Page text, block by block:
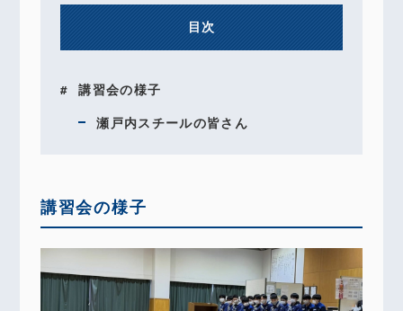
目次
講習会の様子
瀬戸内スチールの皆さん
講習会の様子